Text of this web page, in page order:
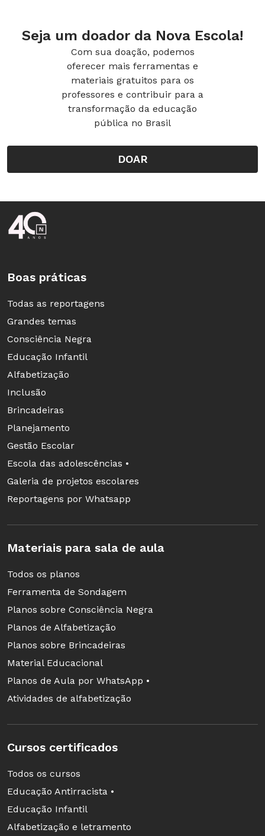
Seja um doador da Nova Escola!
Com sua doação, podemos
oferecer mais ferramentas e
materiais gratuitos para os
professores e contribuir para a
transformação da educação
pública no Brasil
DOAR
Rodapé da Nova Escola
Boas práticas
Todas as reportagens
Grandes temas
Consciência Negra
Educação Infantil
Alfabetização
Inclusão
Brincadeiras
Planejamento
Gestão Escolar
Escola das adolescências •
Galeria de projetos escolares
Reportagens por Whatsapp
Materiais para sala de aula
Todos os planos
Ferramenta de Sondagem
Planos sobre Consciência Negra
Planos de Alfabetização
Planos sobre Brincadeiras
Material Educacional
Planos de Aula por WhatsApp •
Atividades de alfabetização
Cursos certificados
Todos os cursos
Educação Antirracista •
Educação Infantil
Alfabetização e letramento